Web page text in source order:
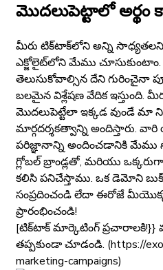
మొదలుపెట్టాలో అర్థం
మీరు టిక్‌టాక్‌లోని అన్ని
ఎక్జోలైట్‌లోని మేము
తెలుసుకోవాల్సిన దేని గురించైనా
బలమైన విశ్లేషణ వేదిక ఇస్తుంది.
మొదలుపెట్టేలా ఇక్కడ వుండే మా
మార్గదర్శకత్వాన్ని అందిస్తారు.
పరిజ్ఞానాన్ని అందించడానికి
గ్లోబల్ బ్రాండ్లతో, మరియు
కలిసి పనిచేస్తాము. ఒక డెమోని
సంప్రదించండి లేదా ఈరోజే
ప్రారంభించండి!
[టిక్‌టాక్‌ మార్కెటింగ్
తప్పకుండా చూడండి. (https://
marketing-campaigns)